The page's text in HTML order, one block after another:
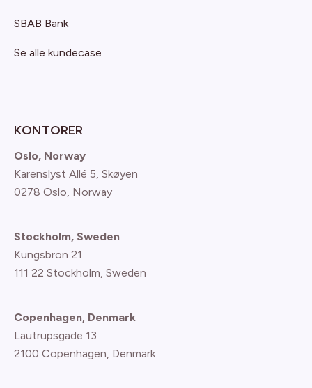
SBAB Bank
Se alle kundecase
KONTORER
Oslo, Norway
Karenslyst Allé 5, Skøyen
0278 Oslo, Norway
Stockholm, Sweden
Kungsbron 21
111 22 Stockholm, Sweden
Copenhagen, Denmark
Lautrupsgade 13
2100 Copenhagen, Denmark